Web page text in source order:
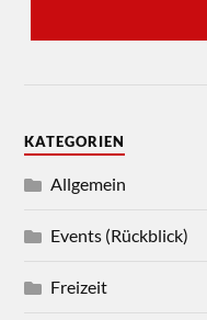
KATEGORIEN
Allgemein
Events (Rückblick)
Freizeit